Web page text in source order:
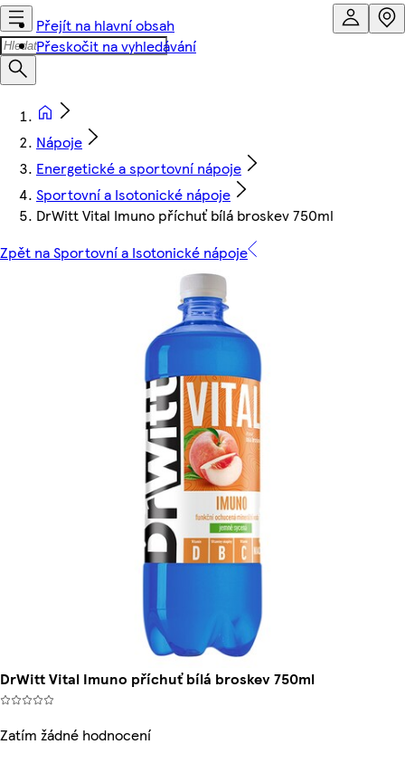
Přejít na hlavní obsah
Přeskočit na vyhledávání
Nápoje
Energetické a sportovní nápoje
Sportovní a Isotonické nápoje
DrWitt Vital Imuno příchuť bílá broskev 750ml
Zpět na Sportovní a Isotonické nápoje
DrWitt Vital Imuno příchuť bílá broskev 750ml
Zatím žádné hodnocení